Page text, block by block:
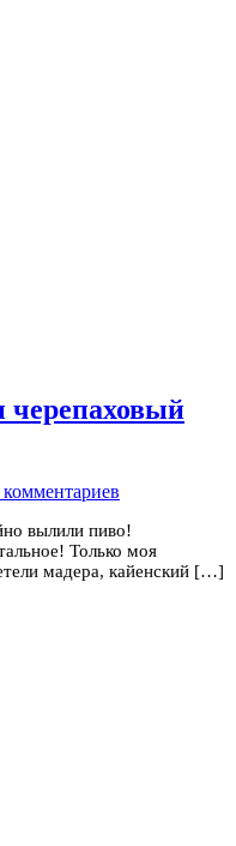
вылили пиво!
Только моя
мадера, кайенский […]